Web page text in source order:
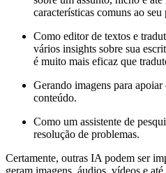
características comuns ao
Como editor de textos e
vários insights sobre sua
é muito mais eficaz que
Gerando imagens para
conteúdo.
Como um assistente de
resolução de problemas.
Certamente, outras IA podem ser
geram imagens, áudios, vídeos e